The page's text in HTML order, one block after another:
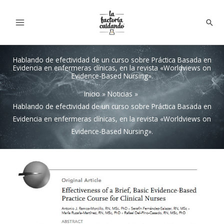
Hablando de efectividad de un curso sobre Práctica Basada en
Evidencia en enfermeras clínicas, en la revista «Worldviews on
Evidence-Based Nursing».
Inicio
Noticias
Hablando de efectividad de un curso sobre Práctica Basada en
Evidencia en enfermeras clínicas, en la revista «Worldviews on
Evidence-Based Nursing».